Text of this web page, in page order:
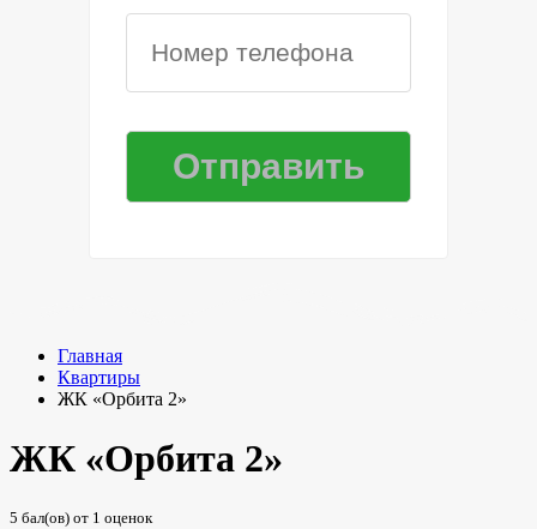
Главная
Квартиры
ЖК «Орбита 2»
ЖК «Орбита 2»
5 бал(ов) от 1 оценок